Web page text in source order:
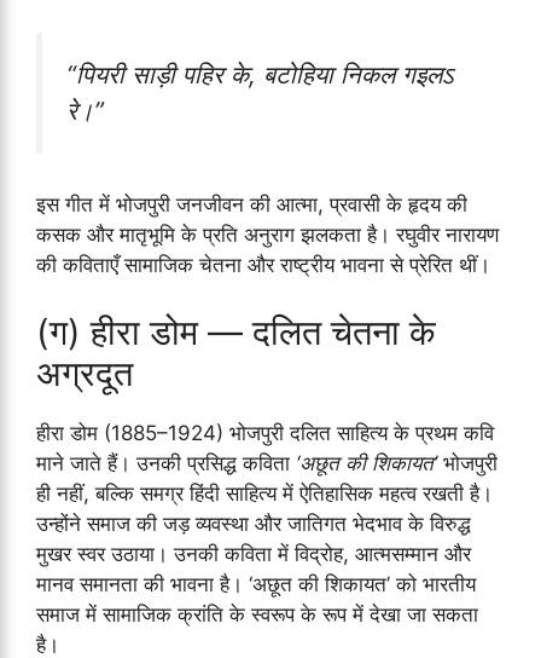
“पियरी साड़ी पहिर के, बटोहिया निकल गइलऽ
रे।”
इस गीत में भोजपुरी जनजीवन की आत्मा, प्रवासी के हृदय की
कसक और मातृभूमि के प्रति अनुराग झलकता है। रघुवीर नारायण
की कविताएँ सामाजिक चेतना और राष्ट्रीय भावना से प्रेरित थीं।
(ग) हीरा डोम — दलित चेतना के
अग्रदूत
हीरा डोम (1885–1924) भोजपुरी दलित साहित्य के प्रथम कवि
माने जाते हैं। उनकी प्रसिद्ध कविता ‘अछूत की शिकायत’भोजपुरी
ही नहीं, बल्कि समग्र हिंदी साहित्य में ऐतिहासिक महत्व रखती है।
उन्होंने समाज की जड़ व्यवस्था और जातिगत भेदभाव के विरुद्ध
मुखर स्वर उठाया। उनकी कविता में विद्रोह, आत्मसम्मान और
मानव समानता की भावना है। ‘अछूत की शिकायत’ को भारतीय
समाज में सामाजिक क्रांति के स्वरूप के रूप में देखा जा सकता
है।